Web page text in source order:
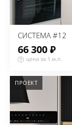
СИСТЕМА #12
66 300 ₽
цена за 1 м.п.
ПРОЕКТ